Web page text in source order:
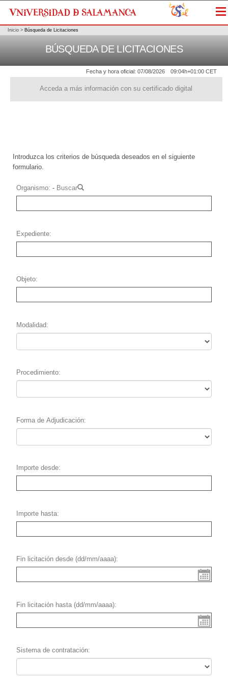
Fecha y hora oficial: 07/08/2026 09:04h+01:00 CET
Acceda a más información con su certificado digital
Inicio > Búsqueda de Licitaciones
BÚSQUEDA DE LICITACIONES
Introduzca los criterios de búsqueda deseados en el siguiente
formulario.
Organismo - Buscar
Expediente
Objeto
Modalidad
Procedimiento
Forma de Adjudicación
Importe desde
Importe hasta
Fin licitación desde (dd/mm/aaaa)
Fin licitación hasta (dd/mm/aaaa)
Sistema de contratación